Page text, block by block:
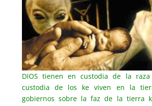
DIOS tienen en custodia de la
custodia de los ke viven en la
gobiernos sobre la faz de la tierra